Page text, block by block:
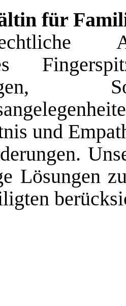
für
und
Lösungen